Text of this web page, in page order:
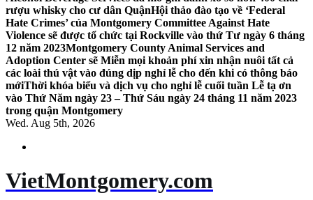
rượu whisky cho cư dân QuậnHội thảo đào tạo về ‘Federal
Hate Crimes’ của Montgomery Committee Against Hate
Violence sẽ được tổ chức tại Rockville vào thứ Tư ngày 6 tháng
12 năm 2023Montgomery County Animal Services and
Adoption Center sẽ Miễn mọi khoản phí xin nhận nuôi tất cả
các loài thú vật vào đúng dịp nghỉ lễ cho đến khi có thông báo
mớiThời khóa biểu và dịch vụ cho nghỉ lễ cuối tuần Lễ tạ ơn
vào Thứ Năm ngày 23 – Thứ Sáu ngày 24 tháng 11 năm 2023
trong quận Montgomery
Wed. Aug 5th, 2026
VietMontgomery.com